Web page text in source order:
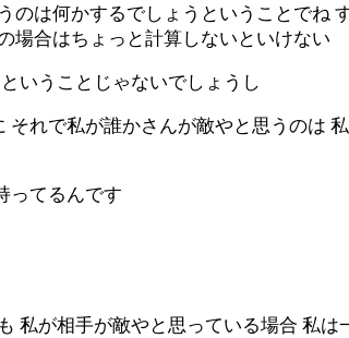
は何かするでしょうということでね
場合はちょっと計算しないといけない
いうことじゃないでしょうし
れで私が誰かさんが敵やと思うのは
ってるんです
私が相手が敵やと思っている場合 私